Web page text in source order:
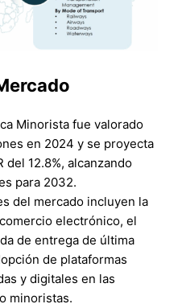
Minorista fue valorado
en 2024 y se proyecta
del 12.8%, alcanzando
para 2032.
del mercado incluyen la
electrónico, el
de entrega de última
de plataformas
y digitales en las
minoristas.